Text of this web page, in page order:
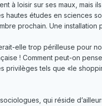
à loisir sur ses maux, mais
études en sciences
prochain. Une
elle trop périlleuse pour
! Comment peut-on
tels que «le
qui réside